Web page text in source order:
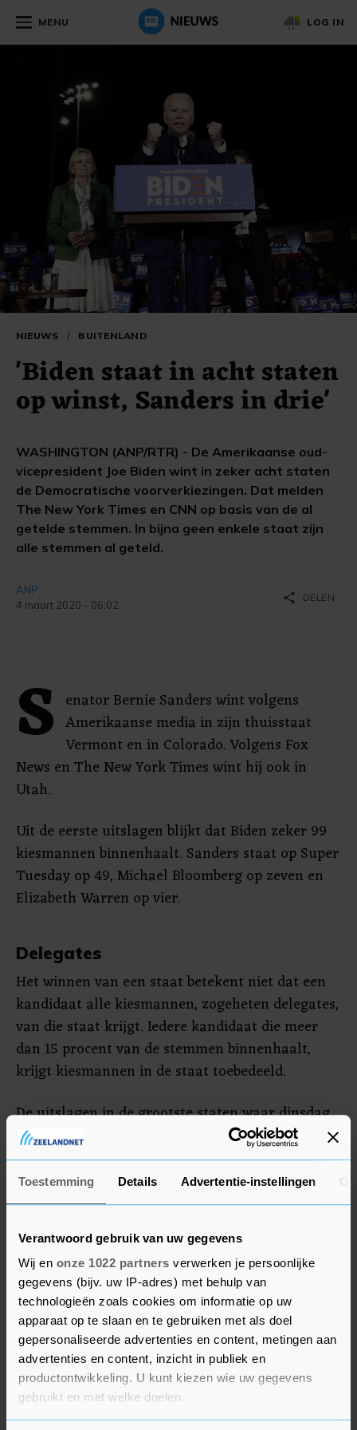
Toestemming Details Advertentie-instellingen
Verantwoord gebruik van uw gegevens
Wij en onze 1022 partners verwerken je persoonlijke
gegevens (bijv. uw IP-adres) met behulp van
technologieën zoals cookies om informatie op uw
apparaat op te slaan en te gebruiken met als doel
gepersonaliseerde advertenties en content, metingen aan
advertenties en content, inzicht in publiek en
productontwikkeling. U kunt kiezen wie uw gegevens
gebruikt en met welke doelen.
MENU LOG IN
NIEUWS / BUITENLAND
'Biden staat in acht staten
op winst, Sanders in drie'
WASHINGTON (ANP/RTR) - De Amerikaanse oud-
vicepresident Joe Biden wint in zeker acht staten
de Democratische voorverkiezingen. Dat melden
The New York Times en CNN op basis van de al
getelde stemmen. In bijna geen enkele staat zijn
alle stemmen al geteld.
ANP
4 maart 2020 - 06:02
share DELEN
S enator Bernie Sanders wint volgens
Amerikaanse media in zijn thuisstaat
Vermont en in Colorado. Volgens Fox
News en The New York Times wint hij ook in
Utah.
Uit de eerste uitslagen blijkt dat Biden zeker 99
kiesmannen binnenhaalt. Sanders staat op Super
Tuesday op 49, Michael Bloomberg op zeven en
Elizabeth Warren op vier.
Delegates
Het winnen van een staat betekent niet dat een
kandidaat alle kiesmannen, zogeheten delegates,
van die staat krijgt. Iedere kandidaat die meer
dan 15 procent van de stemmen binnenhaalt,
krijgt kiesmannen in de staat toebedeeld.
De uitslagen in de grootste staten waar dinsdag
(lokale tijd) is gestemd, moeten nog
binnenkomen. In Texas gaat Sanders nipt aan de
leiding, de exitpolls in Californië worden rond
05.00 uur (Nederlandse tijd) verwacht.